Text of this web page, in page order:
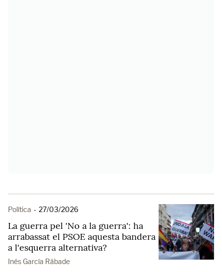
Política - 27/03/2026
La guerra pel 'No a la guerra': ha
arrabassat el PSOE aquesta bandera
a l'esquerra alternativa?
Inés García Rábade